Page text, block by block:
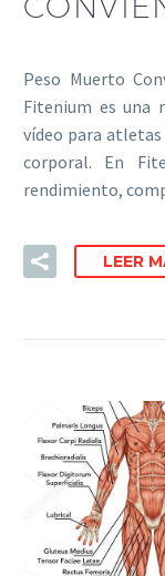
Peso Muerto
Fitenium es una
vídeo para atletas
corporal. En
rendimiento,
LEER